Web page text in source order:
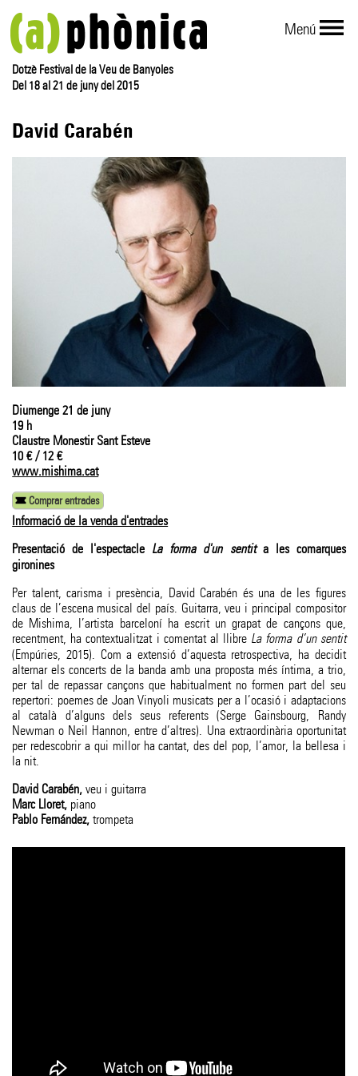
Menú
Dotzè Festival de la Veu de Banyoles
Del 18 al 21 de juny del 2015
David Carabén
Diumenge 21 de juny
19 h
Claustre Monestir Sant Esteve
10 € / 12 €
www.mishima.cat
Comprar entrades
Informació de la venda d'entrades
Presentació de l'espectacle La forma d'un sentita les comarques
gironines
Per talent, carisma i presència, David Carabén és una de les figures
claus de l’escena musical del país. Guitarra, veu i principal compositor
de Mishima, l’artista barceloní ha escrit un grapat de cançons que,
recentment, ha contextualitzat i comentat al llibre La forma d’un sentit
(Empúries, 2015). Com a extensió d’aquesta retrospectiva, ha decidit
alternar els concerts de la banda amb una proposta més íntima, a trio,
per tal de repassar cançons que habitualment no formen part del seu
repertori: poemes de Joan Vinyoli musicats per a l’ocasió i adaptacions
al català d’alguns dels seus referents (Serge Gainsbourg, Randy
Newman o Neil Hannon, entre d’altres). Una extraordinària oportunitat
per redescobrir a qui millor ha cantat, des del pop, l’amor, la bellesa i
la nit.
David Carabén veu i guitarra
Marc Lloret piano
Pablo Fernández trompeta